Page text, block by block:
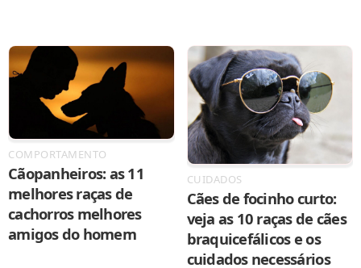
COMPORTAMENTO
Cãopanheiros: as 11
melhores raças de
cachorros melhores
amigos do homem
CUIDADOS
Cães de focinho curto:
veja as 10 raças de cães
braquicefálicos e os
cuidados necessários